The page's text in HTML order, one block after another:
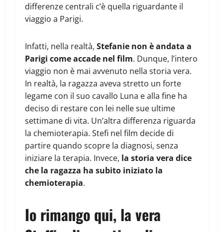
differenze centrali c’è quella riguardante il
viaggio a Parigi.
Infatti, nella realtà, Stefanie non è andata a
Parigi come accade nel film. Dunque, l’intero
viaggio non è mai avvenuto nella storia vera.
In realtà, la ragazza aveva stretto un forte
legame con il suo cavallo Luna e alla fine ha
deciso di restare con lei nelle sue ultime
settimane di vita. Un’altra differenza riguarda
la chemioterapia. Stefi nel film decide di
partire quando scopre la diagnosi, senza
iniziare la terapia. Invece, la storia vera dice
che la ragazza ha subito iniziato la
chemioterapia.
Io rimango qui, la vera